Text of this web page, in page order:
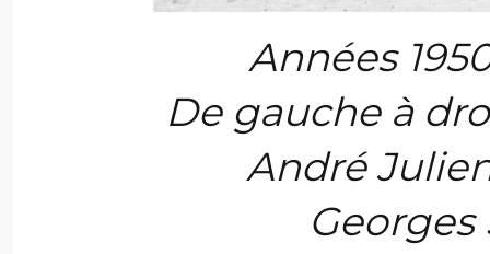
Années
De gauche à
André
Georges